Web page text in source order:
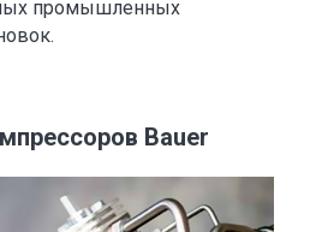
промышленных
Bauer